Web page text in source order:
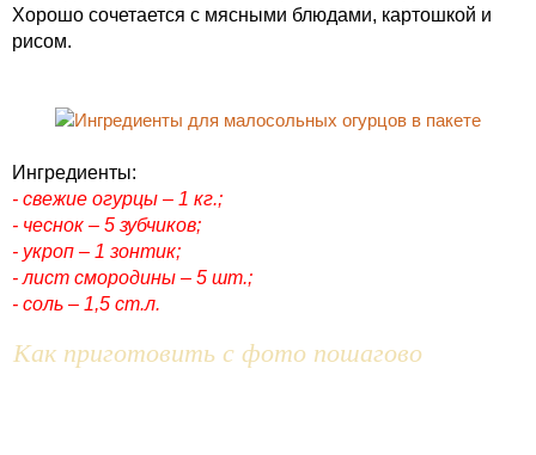
Хорошо сочетается с мясными блюдами, картошкой и
рисом.
Ингредиенты:
- свежие огурцы – 1 кг.;
- чеснок – 5 зубчиков;
- укроп – 1 зонтик;
- лист смородины – 5 шт.;
- соль – 1,5 ст.л.
Как приготовить с фото пошагово